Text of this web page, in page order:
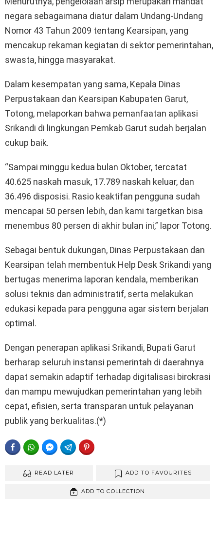
negara sebagaimana diatur dalam Undang-Undang
Nomor 43 Tahun 2009 tentang Kearsipan, yang
mencakup rekaman kegiatan di sektor pemerintahan,
swasta, hingga masyarakat.
Dalam kesempatan yang sama, Kepala Dinas
Perpustakaan dan Kearsipan Kabupaten Garut,
Totong, melaporkan bahwa pemanfaatan aplikasi
Srikandi di lingkungan Pemkab Garut sudah berjalan
cukup baik.
“Sampai minggu kedua bulan Oktober, tercatat
40.625 naskah masuk, 17.789 naskah keluar, dan
36.496 disposisi. Rasio keaktifan pengguna sudah
mencapai 50 persen lebih, dan kami targetkan bisa
menembus 80 persen di akhir bulan ini,” lapor Totong.
Sebagai bentuk dukungan, Dinas Perpustakaan dan
Kearsipan telah membentuk Help Desk Srikandi yang
bertugas menerima laporan kendala, memberikan
solusi teknis dan administratif, serta melakukan
edukasi kepada para pengguna agar sistem berjalan
optimal.
Dengan penerapan aplikasi Srikandi, Bupati Garut
berharap seluruh instansi pemerintah di daerahnya
dapat semakin adaptif terhadap digitalisasi birokrasi
dan mampu mewujudkan pemerintahan yang lebih
cepat, efisien, serta transparan untuk pelayanan
publik yang berkualitas.(*)
FACEBOOKWHATSAPPFACEBOOK MESSENGER
TELEGRAM
READ LATER ADD TO FAVOURITES
ADD TO COLLECTION